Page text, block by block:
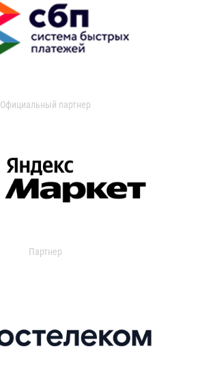
Официальный партнер
Партнер